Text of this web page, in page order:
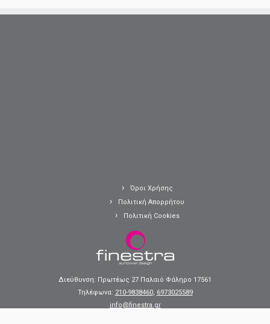
Όροι Χρήσης
Πολιτική Απορρήτου
Πολιτική Cookies
Διεύθυνση: Πρωτέως 27 Παλαιό Φάληρο 17561
Τηλέφωνα: 210-9838460, 6973025589
info@finestra.gr